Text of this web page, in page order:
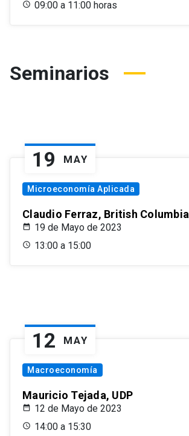
09:00 a 11:00 horas
Seminarios
19 MAY
Microeconomía Aplicada
Claudio Ferraz, British Columbia
19 de Mayo de 2023
13:00 a 15:00
12 MAY
Macroeconomía
Mauricio Tejada, UDP
12 de Mayo de 2023
14:00 a 15:30